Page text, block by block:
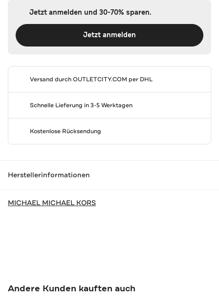
Jetzt anmelden und 30-70% sparen.
Jetzt anmelden
Versand durchOUTLETCITY.COM per DHL
Schnelle Lieferung in 3-5 Werktagen
Kostenlose Rücksendung
Herstellerinformationen
MICHAEL MICHAEL KORS
Andere Kunden kauften auch